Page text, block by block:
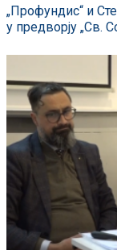
„Профундис“ и
у предворју „Св.